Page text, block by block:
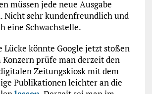
müssen jede neue Ausgabe
Nicht sehr kundenfreundlich und
eine Schwachstelle.
Lücke könnte Google jetzt stoßen
prüfe man derzeit den
Zeitungskiosk mit dem
Publikationen leichter an die